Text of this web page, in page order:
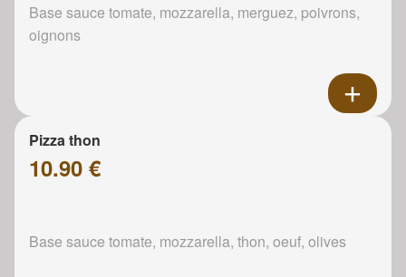
Base sauce tomate, mozzarella, merguez, poivrons,
oignons
Pizza thon
10.90 €
Base sauce tomate, mozzarella, thon, oeuf, olives